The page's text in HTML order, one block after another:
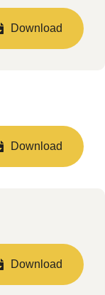
Download
Download
Download